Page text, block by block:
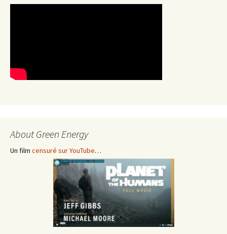
About Green Energy
Un film censuré sur YouTube…